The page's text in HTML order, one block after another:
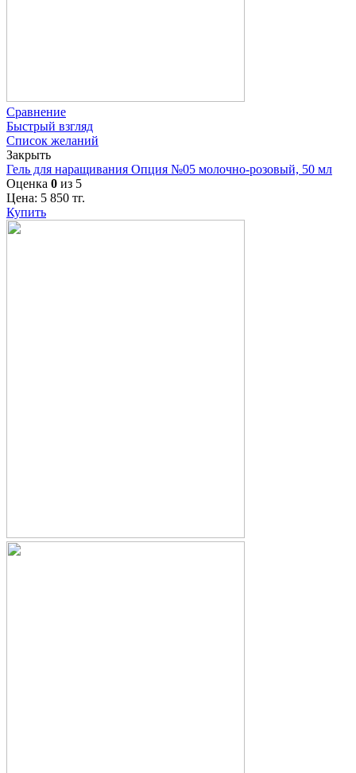
Сравнение
Быстрый взгляд
Список желаний
Закрыть
Гель для наращивания Опция №05 молочно-розовый, 50 мл
Оценка 0 из 5
Цена: 5 850 тг.
Купить